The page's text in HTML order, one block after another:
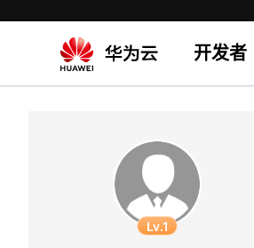
开发者
Lv.1